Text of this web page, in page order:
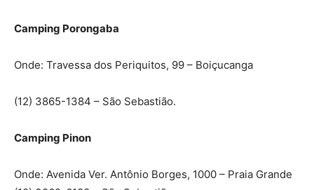
Camping Porongaba
Onde: Travessa dos Periquitos, 99 – Boiçucanga
(12) 3865-1384 – São Sebastião.
Camping Pinon
Onde: Avenida Ver. Antônio Borges, 1000 – Praia Grande